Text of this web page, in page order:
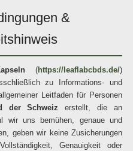
&
(https://leaflabcbds.de/)
zu Informations- und
Leitfaden für Personen
der Schweiz erstellt, die an
wir uns bemühen, genaue und
geben wir keine Zusicherungen
Genauigkeit oder